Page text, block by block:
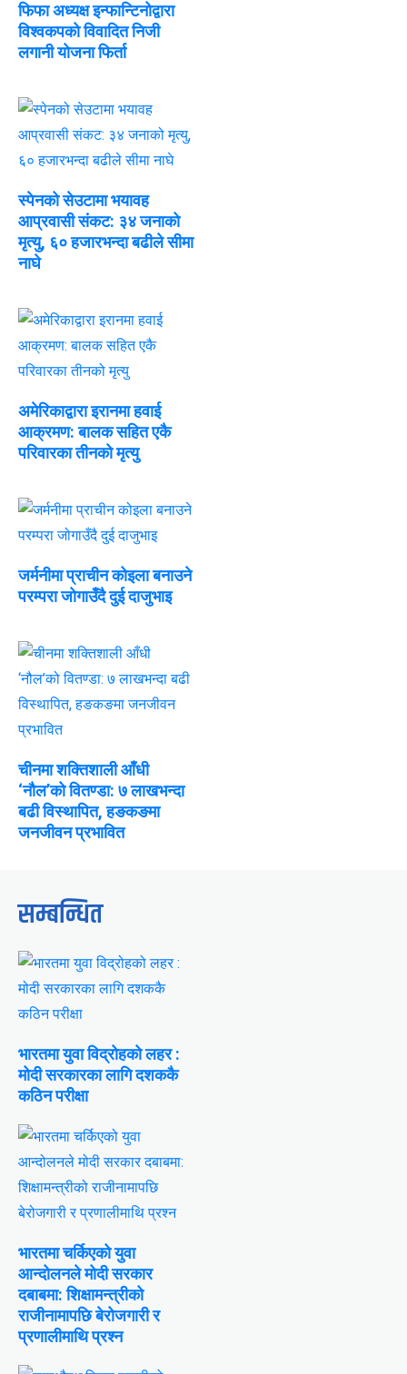
फिफा अध्यक्ष इन्फान्टिनोद्वारा
विश्वकपको विवादित निजी
लगानी योजना फिर्ता
स्पेनको सेउटामा भयावह
आप्रवासी संकट: ३४ जनाको
मृत्यु, ६० हजारभन्दा बढीले सीमा
नाघे
अमेरिकाद्वारा इरानमा हवाई
आक्रमण: बालक सहित एकै
परिवारका तीनको मृत्यु
जर्मनीमा प्राचीन कोइला बनाउने
परम्परा जोगाउँदै दुई दाजुभाइ
चीनमा शक्तिशाली आँधी
‘नौल’को वितण्डा: ७ लाखभन्दा
बढी विस्थापित, हङकङमा
जनजीवन प्रभावित
सम्बन्धित
भारतमा युवा विद्रोहको लहर :
मोदी सरकारका लागि दशककै
कठिन परीक्षा
भारतमा चर्किएको युवा
आन्दोलनले मोदी सरकार
दबाबमा: शिक्षामन्त्रीको
राजीनामापछि बेरोजगारी र
प्रणालीमाथि प्रश्न